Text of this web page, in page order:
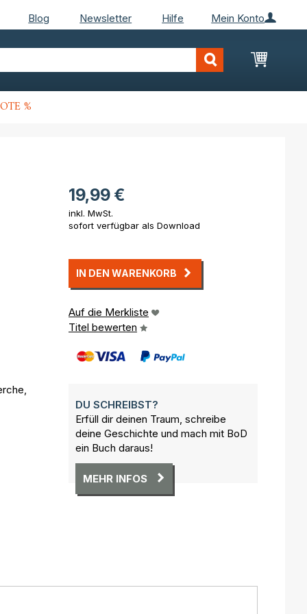
Mein Konto
Blog Newsletter Hilfe
Mein
%
19,99 €
inkl. MwSt.
sofort verfügbar als Download
IN DEN WARENKORB
Auf die Merkliste
Titel bewerten
DU SCHREIBST?
Erfüll dir deinen Traum, schreibe
deine Geschichte und mach mit BoD
ein Buch daraus!
MEHR INFOS